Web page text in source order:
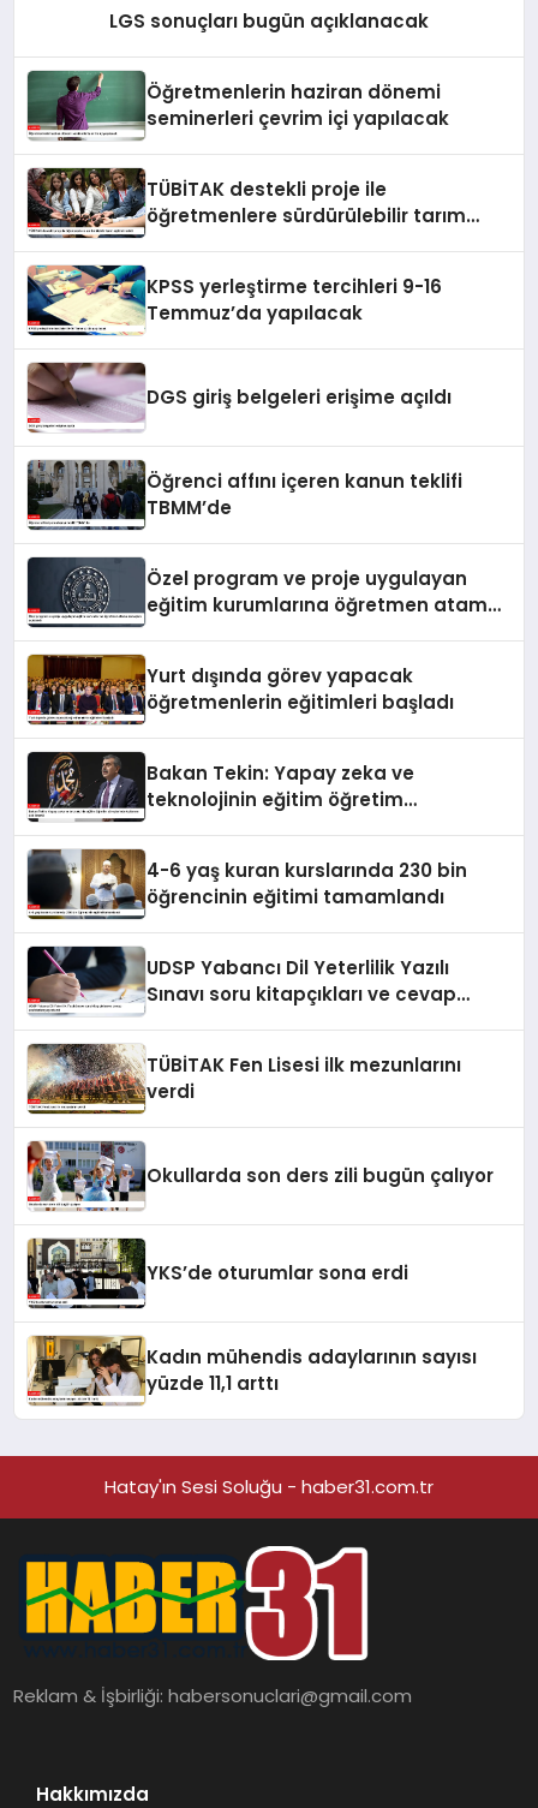
LGS sonuçları bugün açıklanacak
Öğretmenlerin haziran dönemi
seminerleri çevrim içi yapılacak
TÜBİTAK destekli proje ile
öğretmenlere sürdürülebilir tarım
KPSS yerleştirme tercihleri 9-16
Temmuz’da yapılacak
DGS giriş belgeleri erişime açıldı
Öğrenci affını içeren kanun teklifi
TBMM’de
Özel program ve proje uygulayan
eğitim kurumlarına öğretmen atama
Yurt dışında görev yapacak
öğretmenlerin eğitimleri başladı
Bakan Tekin: Yapay zeka ve
teknolojinin eğitim öğretim
4-6 yaş kuran kurslarında 230 bin
öğrencinin eğitimi tamamlandı
UDSP Yabancı Dil Yeterlilik Yazılı
Sınavı soru kitapçıkları ve cevap
TÜBİTAK Fen Lisesi ilk mezunlarını
verdi
Okullarda son ders zili bugün çalıyor
YKS’de oturumlar sona erdi
Kadın mühendis adaylarının sayısı
yüzde 11,1 arttı
Hatay'ın Sesi Soluğu - haber31.com.tr
Reklam & İşbirliği:habersonuclari@gmail.com
Hakkımızda